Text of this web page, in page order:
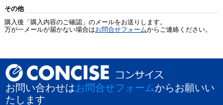
その他
購入後「購入内容のご確認」のメールをお送りします。
万が一メールが届かない場合はお問合せフォームからご連絡ください。
お問い合わせはお問合せフォームからお願いい
たします